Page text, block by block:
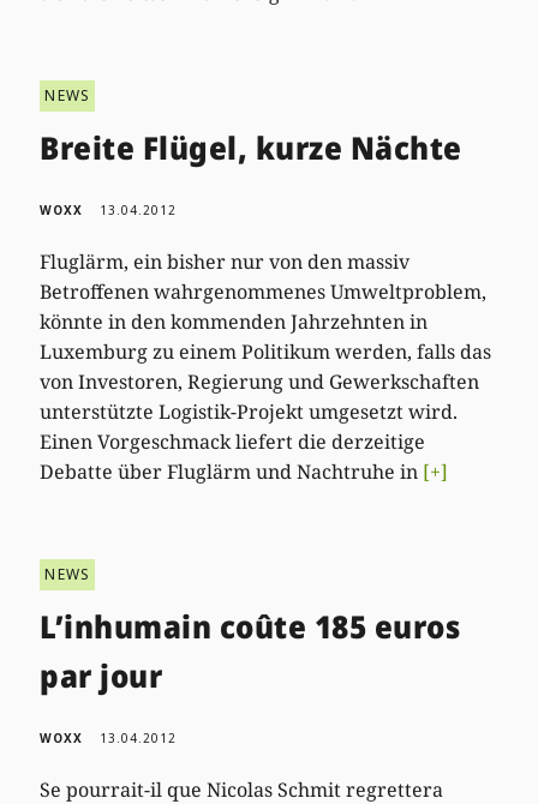
NEWS
Breite Flügel, kurze Nächte
WOXX 13.04.2012
Fluglärm, ein bisher nur von den massiv
Betroffenen wahrgenommenes Umweltproblem,
könnte in den kommenden Jahrzehnten in
Luxemburg zu einem Politikum werden, falls das
von Investoren, Regierung und Gewerkschaften
unterstützte Logistik-Projekt umgesetzt wird.
Einen Vorgeschmack liefert die derzeitige
Debatte über Fluglärm und Nachtruhe in [+]
NEWS
L’inhumain coûte 185 euros
par jour
WOXX 13.04.2012
Se pourrait-il que Nicolas Schmit regrettera